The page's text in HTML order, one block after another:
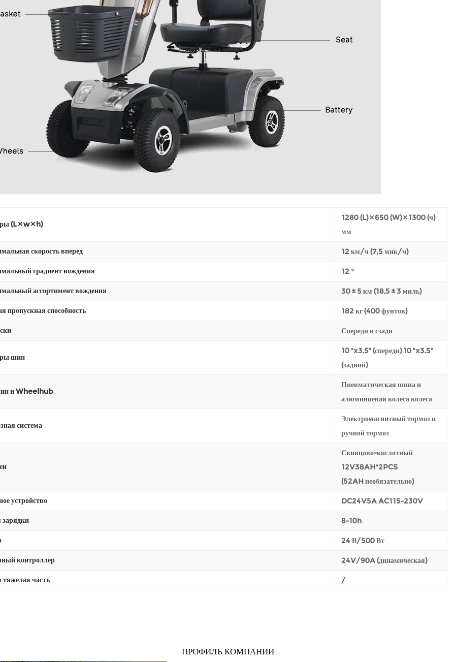
(L × w × h)
1280 (L) × 650 (W) × 1300 (ч)
мм
скорость вперед 12 км/ч (7,5 мик/ч)
градиент вождения 12 °
ассортимент вождения 30 ± 5 км (18,5 ± 3 миль)
пропускная способность 182 кг (400 фунтов)
Спереди и сзади
шин
10 "x3.5" (спереди) 10 "x3.5"
(задний)
и Wheelhub
Пневматическая шина и
алюминиевая колеса колеса
система
Электромагнитный тормоз и
ручной тормоз
Свинцово-кислотный
12V38AH*2PCS
(52AH необязательно)
устройство DC24V5A AC115-230V
8-10h
24 В/500 Вт
контроллер 24V/90A (динамическая)
часть /
ПРОФИЛЬ КОМПАНИИ